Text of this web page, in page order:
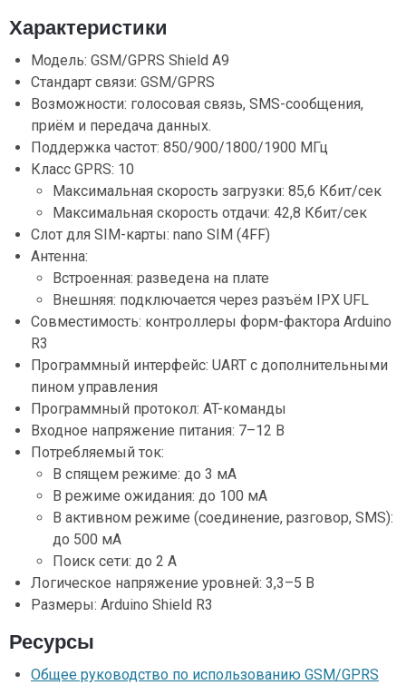
Характеристики
Модель: GSM/GPRS Shield A9
Стандарт связи: GSM/GPRS
Возможности: голосовая связь, SMS-сообщения,
приём и передача данных.
Поддержка частот: 850/900/1800/1900 МГц
Класс GPRS: 10
Максимальная скорость загрузки: 85,6 Кбит/сек
Максимальная скорость отдачи: 42,8 Кбит/сек
Слот для SIM-карты: nano SIM (4FF)
Антенна:
Встроенная: разведена на плате
Внешняя: подключается через разъём IPX UFL
Совместимость: контроллеры форм-фактора Arduino
R3
Программный интерфейс: UART с дополнительными
пином управления
Программный протокол: AT-команды
Входное напряжение питания: 7–12 В
Потребляемый ток:
В спящем режиме: до 3 мА
В режиме ожидания: до 100 мА
В активном режиме (соединение, разговор, SMS):
до 500 мА
Поиск сети: до 2 А
Логическое напряжение уровней: 3,3–5 В
Размеры: Arduino Shield R3
Ресурсы
Общее руководство по использованию GSM/GPRS